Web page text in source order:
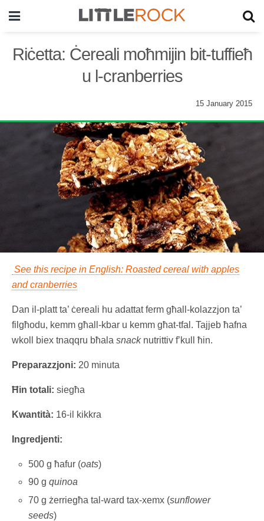
Riċetta: Ċereali moħmijin bit-tuffieħ
u l-cranberries
15 January 2015
See this recipe in English: Roasted cereal with apples
and cranberries
Dan il-platt ta’ ċereali hu adattat ferm għall-kolazzjon ta’
filgħodu, kemm għall-kbar u kemm għat-tfal. Tajjeb ħafna
wkoll biex tnaqqru bħala snacknutrittiv f’kull ħin.
Preparazzjoni: 20 minuta
Ħin totali: siegħa
Kwantità: 16-il kikkra
Ingredjenti:
500 g ħafur (oats)
90 gquinoa
70 g żerriegħa tal-ward tax-xemx (sunflower
seeds)